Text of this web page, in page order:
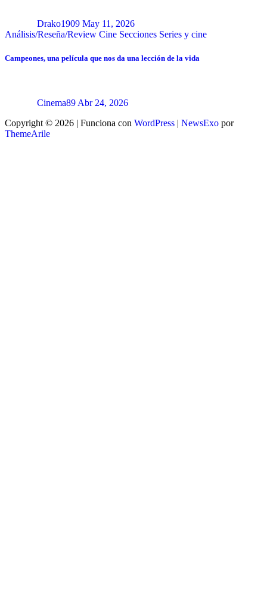
Drako1909 May 11, 2026
Análisis/Reseña/Review Cine Secciones Series y cine
Campeones, una película que nos da una lección de la vida
Cinema89 Abr 24, 2026
Copyright © 2026 | Funciona con WordPress | NewsExo por
ThemeArile